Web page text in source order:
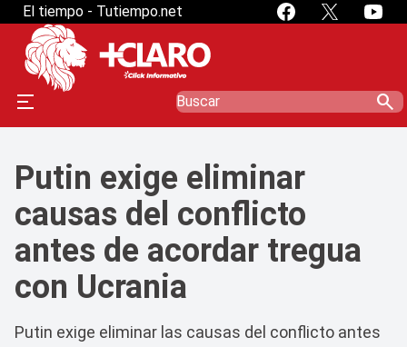
El tiempo - Tutiempo.net
search
Putin exige eliminar
causas del conflicto
antes de acordar tregua
con Ucrania
Putin exige eliminar las causas del conflicto antes